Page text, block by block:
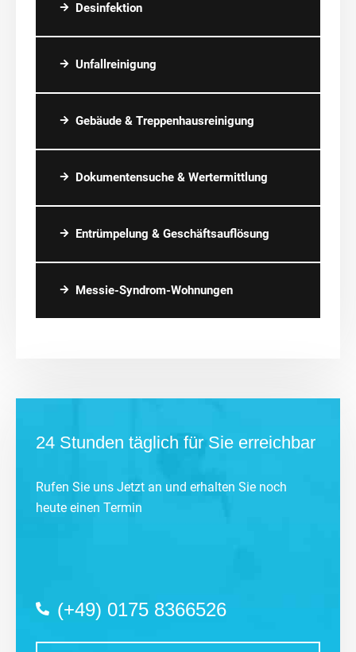
Desinfektion
Unfallreinigung
Gebäude & Treppenhausreinigung
Dokumentensuche & Wertermittlung
Entrümpelung & Geschäftsauflösung
Messie-Syndrom-Wohnungen
24 Stunden täglich für Sie erreichbar
Rufen Sie uns Jetzt an und erhalten Sie noch
heute einen Termin
(+49) 0175 8366526